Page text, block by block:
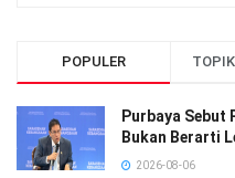
POPULER
Purbaya
Bukan Berarti
2026-08-06